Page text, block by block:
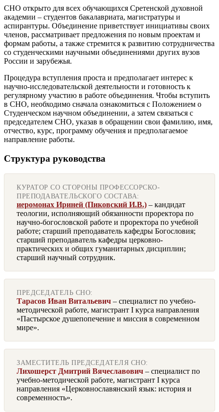
СНО открыто для всех обучающихся Сретенской духовной
академии – студентов бакалавриата, магистратуры и
аспирантуры. Объединение приветствует инициативы своих
членов, рассматривает предложения по новым проектам и
формам работы, а также стремится к развитию сотрудничества
со студенческими научными объединениями других вузов
России и зарубежья.
Процедура вступления проста и предполагает интерес к
научно-исследовательской деятельности и готовность к
регулярному участию в работе объединения. Чтобы вступить
в СНО, необходимо сначала ознакомиться с Положением о
Студенческом научном объединении, а затем связаться с
председателем СНО, указав в обращении свои фамилию, имя,
отчество, курс, программу обучения и предполагаемое
направление работы.
Структура руководства
КУРАТОР СО СТОРОНЫ ПРОФЕССОРСКО-
ПРЕПОДАВАТЕЛЬСКОГО СОСТАВА:
иеромонах Ириней (Пиковский И.В.) – кандидат
теологии, исполняющий обязанности проректора по
научно-богословской работе и проректора по учебной
работе; старший преподаватель кафедры Богословия;
старший преподаватель кафедры церковно-
практических и общих гуманитарных дисциплин;
старший научный сотрудник.
ПРЕДСЕДАТЕЛЬ СНО:
Тарасов Иван Витальевич – специалист по учебно-
методической работе, магистрант I курса направления
«Пастырское душепопечение и миссия в современном
мире».
ЗАМЕСТИТЕЛЬ ПРЕДСЕДАТЕЛЯ СНО:
Лихошерст Дмитрий Вячеславович – специалист по
учебно-методической работе, магистрант I курса
направления «Церковнославянский язык: история и
современность».